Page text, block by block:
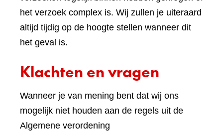
het verzoek complex is. Wij zullen je uiteraard
altijd tijdig op de hoogte stellen wanneer dit
het geval is.
Klachten en vragen
Wanneer je van mening bent dat wij ons
mogelijk niet houden aan de regels uit de
Algemene verordening